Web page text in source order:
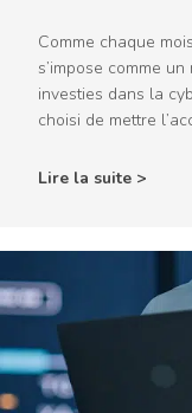
Comme chaque
s’impose comme
investies dans la
choisi de mettre
Lire la suite >